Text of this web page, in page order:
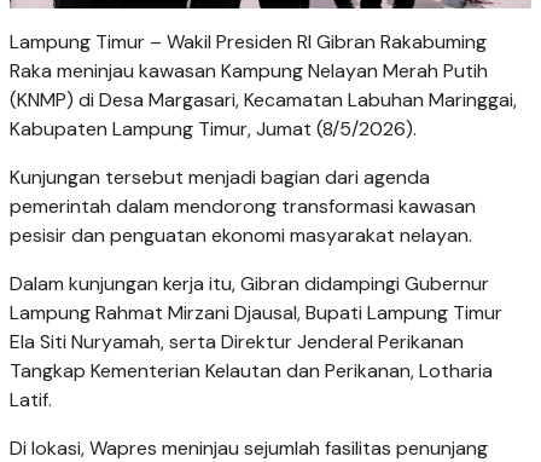
Lampung Timur – Wakil Presiden RI Gibran Rakabuming
Raka meninjau kawasan Kampung Nelayan Merah Putih
(KNMP) di Desa Margasari, Kecamatan Labuhan Maringgai,
Kabupaten Lampung Timur, Jumat (8/5/2026).
Kunjungan tersebut menjadi bagian dari agenda
pemerintah dalam mendorong transformasi kawasan
pesisir dan penguatan ekonomi masyarakat nelayan.
Dalam kunjungan kerja itu, Gibran didampingi Gubernur
Lampung Rahmat Mirzani Djausal, Bupati Lampung Timur
Ela Siti Nuryamah, serta Direktur Jenderal Perikanan
Tangkap Kementerian Kelautan dan Perikanan, Lotharia
Latif.
Di lokasi, Wapres meninjau sejumlah fasilitas penunjang